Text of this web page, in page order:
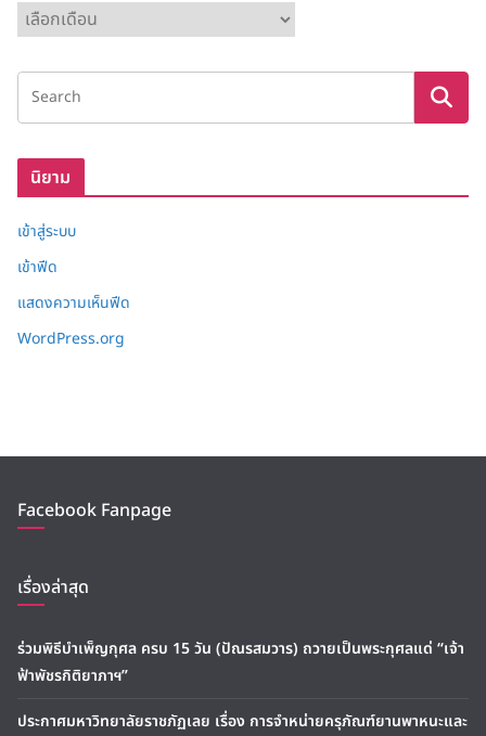
ลั
ง
ก็
นิยาม
เข้าสู่ระบบ
เข้าฟีด
แสดงความเห็นฟีด
WordPress.org
Facebook Fanpage
เรื่องล่าสุด
ร่วมพิธีบำเพ็ญกุศล ครบ 15 วัน (ปัณรสมวาร) ถวายเป็นพระกุศลแด่ “เจ้า
ฟ้าพัชรกิติยาภาฯ”
ประกาศมหาวิทยาลัยราชภัฏเลย เรื่อง การจำหน่ายครุภัณฑ์ยานพาหนะและ